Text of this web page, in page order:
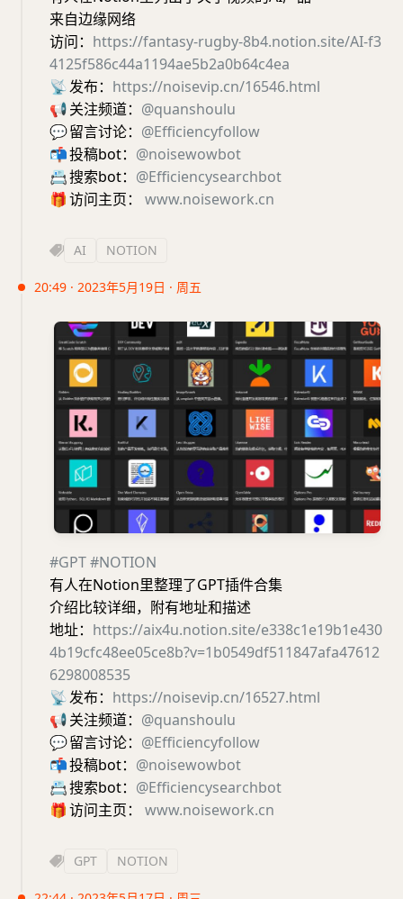
来自边缘网络
访问： https://fantasy-rugby-8b4.notion.site/AI-f3
4125f586c44a1194ae5b2a0b64c4ea
📡发布： https://noisevip.cn/16546.html
📢关注频道： @quanshoulu
💬留言讨论： @Efficiencyfollow
📬投稿bot： @noisewowbot
📇搜索bot： @Efficiencysearchbot
🎁访问主页： www.noisework.cn
AI NOTION
20:49 · 2023年5月19日 · 周五
#GPT#NOTION
有人在Notion里整理了GPT插件合集
介绍比较详细，附有地址和描述
地址： https://aix4u.notion.site/e338c1e19b1e430
4b19cfc48ee05ce8b?v=1b0549df511847afa47612
6298008535
📡发布： https://noisevip.cn/16527.html
📢关注频道： @quanshoulu
💬留言讨论： @Efficiencyfollow
📬投稿bot： @noisewowbot
📇搜索bot： @Efficiencysearchbot
🎁访问主页： www.noisework.cn
GPT NOTION